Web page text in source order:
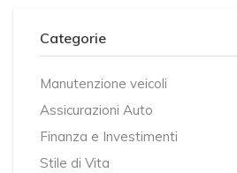
Categorie
Manutenzione veicoli
Assicurazioni Auto
Finanza e Investimenti
Stile di Vita